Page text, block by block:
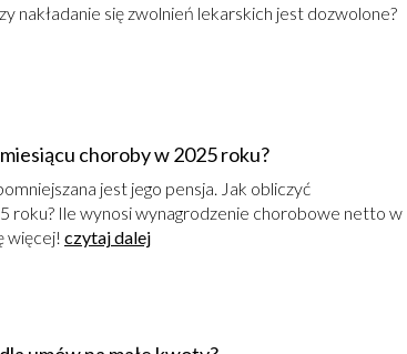
nakładanie się zwolnień lekarskich jest dozwolone?
choroby w 2025 roku?
jest jego pensja. Jak obliczyć
roku? Ile wynosi wynagrodzenie chorobowe netto w
więcej! czytaj dalej